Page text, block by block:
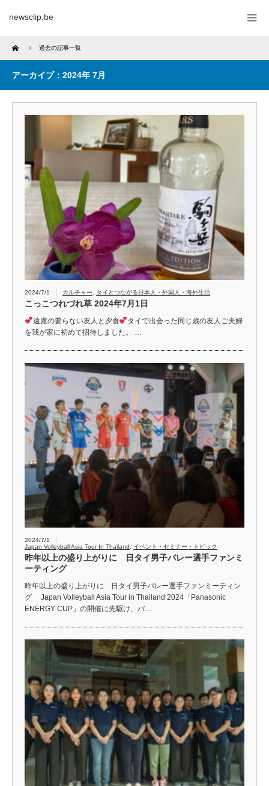
newsclip.be
Home 過去の記事一覧
アーカイブ：2024年 7月
2024/7/1 カルチャー タイとつながる日本人・外国人・海外生活
こっこつれづれ草 2024年7月1日
遠慮の要らない友人と夕食
タイで出会った同じ歳の友人ご夫婦
を我が家に初めて招待しました。 …
2024/7/1
Japan Volleyball Asia Tour In Thailand
イベント・セミナー・トピック
昨年以上の盛り上がりに 日タイ男子バレー選手ファンミ
ーティング
昨年以上の盛り上がりに 日タイ男子バレー選手ファンミーティン
グ Japan Volleyball Asia Tour in Thailand 2024「Panasonic
ENERGY CUP」の開催に先駆け、バ…